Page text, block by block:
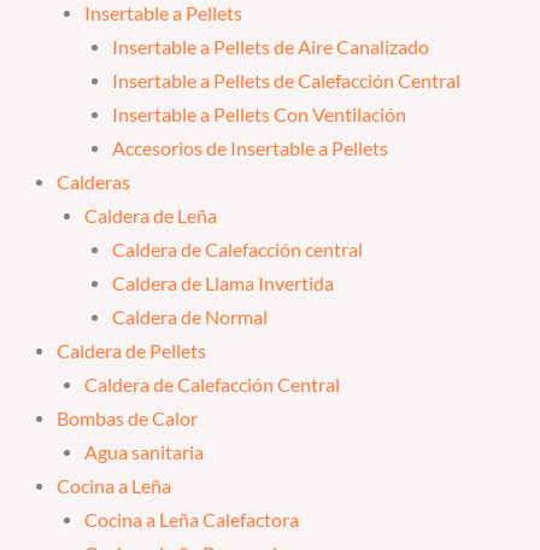
Insertable a Pellets
Insertable a Pellets de Aire Canalizado
Insertable a Pellets de Calefacción Central
Insertable a Pellets Con Ventilación
Accesorios de Insertable a Pellets
Calderas
Caldera de Leña
Caldera de Calefacción central
Caldera de Llama Invertida
Caldera de Normal
Caldera de Pellets
Caldera de Calefacción Central
Bombas de Calor
Agua sanitaria
Cocina a Leña
Cocina a Leña Calefactora